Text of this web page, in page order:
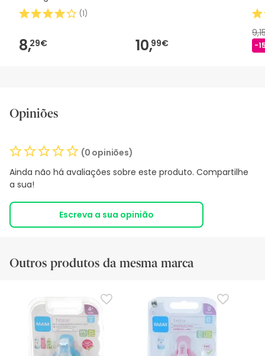
2m 1 peça
(1)
8,29€ 10,99€ -
Opiniões
(0 opiniões)
Ainda não há avaliações sobre este produto. Compartilhe
a sua!
Escreva a sua opinião
Outros produtos da mesma marca